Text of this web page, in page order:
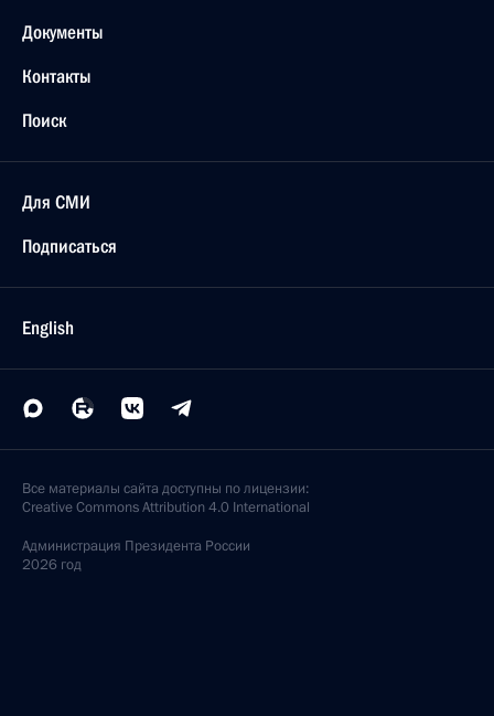
Документы
Контакты
Поиск
Для СМИ
Подписаться
English
Все материалы сайта доступны по лицензии:
Creative Commons Attribution 4.0 International
Администрация Президента России
2026 год